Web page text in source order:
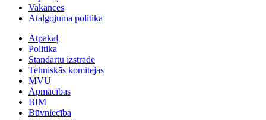
Vakances
Atalgojuma politika
Atpakaļ
Politika
Standartu izstrāde
Tehniskās komitejas
MVU
Apmācības
BIM
Būvniecība